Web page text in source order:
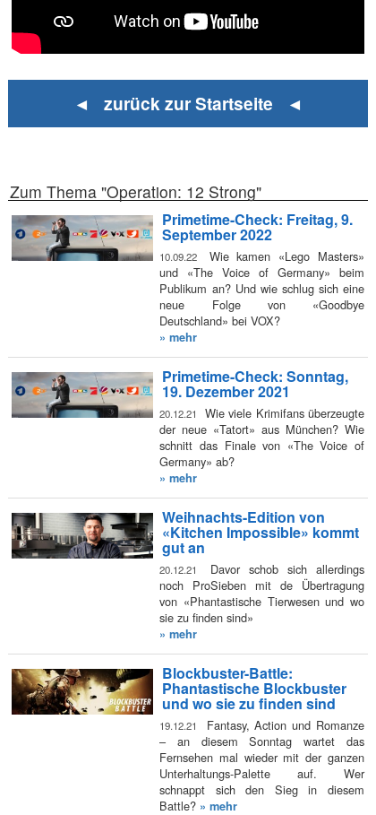
◄ zurück zur Startseite ◄
Zum Thema "Operation: 12 Strong"
Primetime-Check: Freitag, 9.
September 2022
10.09.22
Wie kamen «Lego Masters»
und «The Voice of Germany» beim
Publikum an? Und wie schlug sich eine
neue Folge von «Goodbye
Deutschland» bei VOX?
» mehr
Primetime-Check: Sonntag,
19. Dezember 2021
20.12.21
Wie viele Krimifans überzeugte
der neue «Tatort» aus München? Wie
schnitt das Finale von «The Voice of
Germany» ab?
» mehr
Weihnachts-Edition von
«Kitchen Impossible» kommt
gut an
20.12.21
Davor schob sich allerdings
noch ProSieben mit de Übertragung
von «Phantastische Tierwesen und wo
sie zu finden sind»
» mehr
Blockbuster-Battle:
Phantastische Blockbuster
und wo sie zu finden sind
19.12.21
Fantasy, Action und Romanze
– an diesem Sonntag wartet das
Fernsehen mal wieder mit der ganzen
Unterhaltungs-Palette auf. Wer
schnappt sich den Sieg in diesem
Battle? » mehr